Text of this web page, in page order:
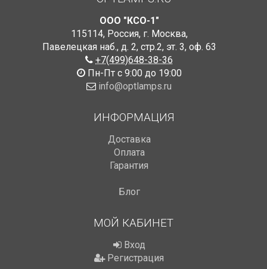
ООО "КСО-1"
115114, Россия, г. Москва,
Павелецкая наб., д. 2, стр.2, эт. 3, оф. 63
+7(499)648-38-36
Пн-Пт с 9:00 до 19:00
info@optlamps.ru
ИНФОРМАЦИЯ
Доставка
Оплата
Гарантия
Блог
МОЙ КАБИНЕТ
Вход
Регистрация